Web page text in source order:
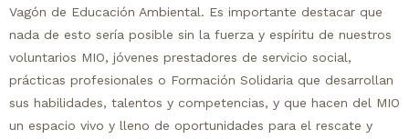
Vagón de Educación Ambiental. Es importante destacar que
nada de esto sería posible sin la fuerza y espíritu de nuestros
voluntarios MIO, jóvenes prestadores de servicio social,
prácticas profesionales o Formación Solidaria que desarrollan
sus habilidades, talentos y competencias, y que hacen del MIO
un espacio vivo y lleno de oportunidades para el rescate y